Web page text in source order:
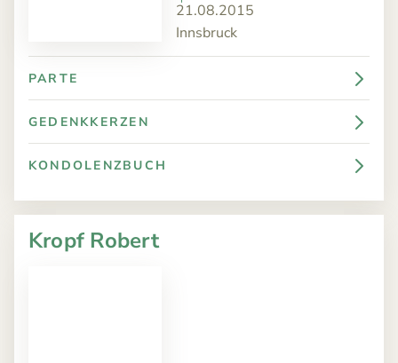
21.08.2015
Innsbruck
PARTE
GEDENKKERZEN
KONDOLENZBUCH
Kropf Robert